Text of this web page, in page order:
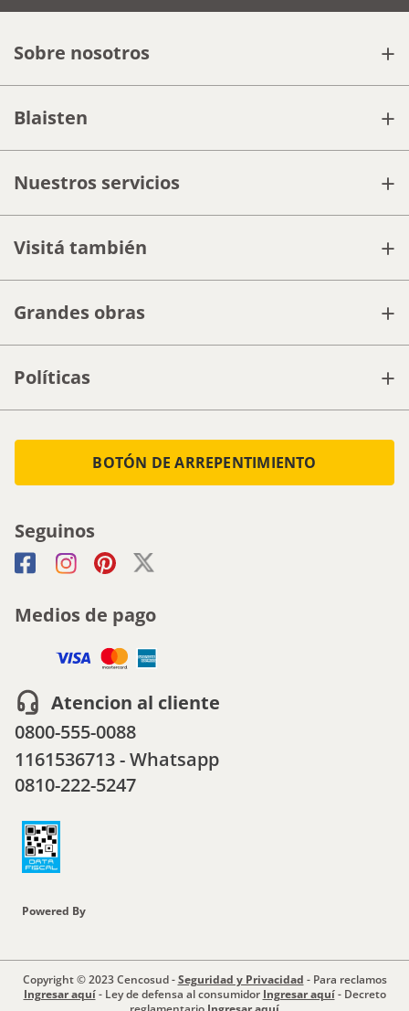
Sobre nosotros +
Blaisten +
Nuestros servicios +
Visitá también +
Grandes obras +
Políticas +
BOTÓN DE ARREPENTIMIENTO
Seguinos
Medios de pago
Atencion al cliente
0800-555-0088
1161536713 - Whatsapp
0810-222-5247
Powered By
Copyright © 2023 Cencosud -Seguridad y Privacidad - Para reclamos
Ingresar aquí- Ley de defensa al consumidor Ingresar aquí- Decreto